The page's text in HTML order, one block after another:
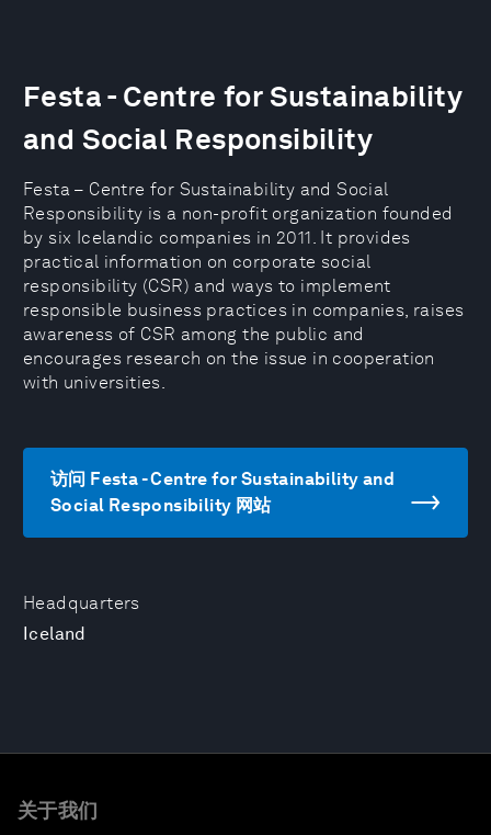
Headquarters
Iceland
Festa - Centre for Sustainability
and Social Responsibility
Festa – Centre for Sustainability and Social
Responsibility is a non-profit organization founded
by six Icelandic companies in 2011. It provides
practical information on corporate social
responsibility (CSR) and ways to implement
responsible business practices in companies, raises
awareness of CSR among the public and
encourages research on the issue in cooperation
with universities.
访问 Festa - Centre for Sustainability and
Social Responsibility 网站
关于我们